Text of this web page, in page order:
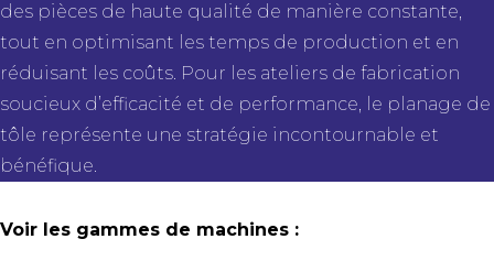
des pièces de haute qualité de manière constante,
tout en optimisant les temps de production et en
réduisant les coûts. Pour les ateliers de fabrication
soucieux d’efficacité et de performance, le planage de
tôle représente une stratégie incontournable et
bénéfique.
Voir les gammes de machines :